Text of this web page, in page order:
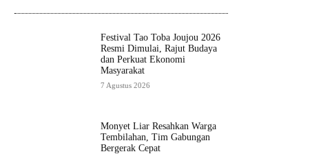
Festival Tao Toba Joujou 2026
Resmi Dimulai, Rajut Budaya
dan Perkuat Ekonomi
Masyarakat
7 Agustus 2026
Monyet Liar Resahkan Warga
Tembilahan, Tim Gabungan
Bergerak Cepat